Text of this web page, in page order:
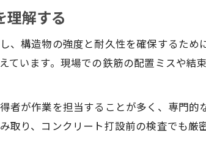
鉄筋工事に必要な基礎知識と実践力の両
施工図から配筋まで鉄筋工事の標準作業
鉄筋工事と鉄骨工事の違いを現場目線
工図から始める鉄筋工事の手順ガイド
施工図作成が鉄筋工事の精度に与える
理解する
、構造物の強度と耐久性を確保するた
ています。現場での鉄筋の配置ミスや結
者が作業を担当することが多く、専門
取り、コンクリート打設前の検査でも